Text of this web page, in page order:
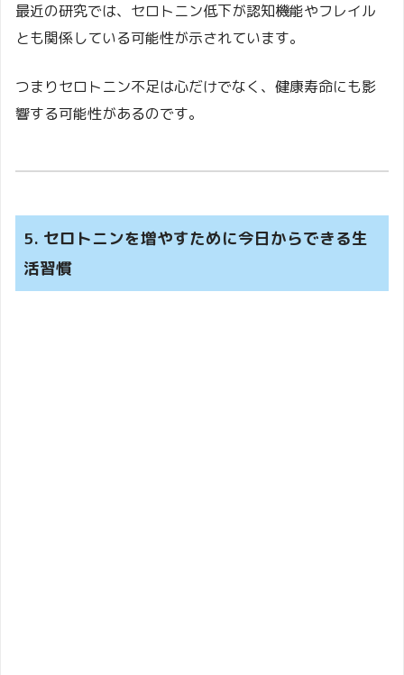
最近の研究では、セロトニン低下が認知機能やフレイル
とも関係している可能性が示されています。
つまりセロトニン不足は心だけでなく、健康寿命にも影
響する可能性があるのです。
5. セロトニンを増やすために今日からできる生
活習慣